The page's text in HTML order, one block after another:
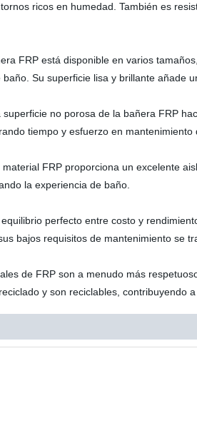
ricos en humedad. También es
FRP está disponible en varios
Su superficie lisa y brillante añade
superficie no porosa de la bañera FRP
tiempo y esfuerzo en mantenimiento
material FRP proporciona un excelente
la experiencia de baño.
perfecto entre costo y
bajos requisitos de mantenimiento se
de FRP son a menudo más
y son reciclables, contribuyendo